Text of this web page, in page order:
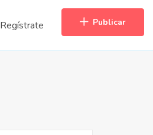
Regístrate Publicar